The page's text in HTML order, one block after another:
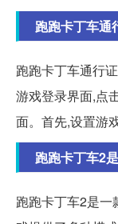
跑跑卡丁车通
跑跑卡丁车通行
游戏登录界面,点
面。首先,设置游
跑跑卡丁车2
跑跑卡丁车2是